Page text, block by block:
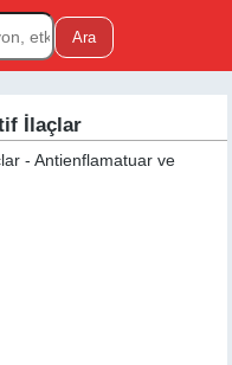
İlaçlar
- Antienflamatuar ve